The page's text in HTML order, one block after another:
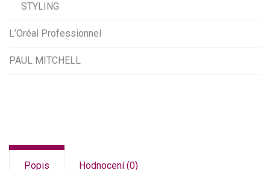
STYLING
L’Oréal Professionnel
PAUL MITCHELL
Popis Hodnocení (0)